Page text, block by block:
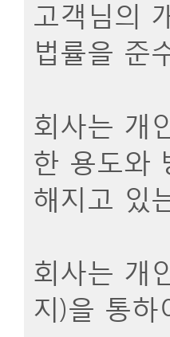
고객님의
법률을 준
회사는 개
한 용도와
해지고 있
회사는 개
지)을 통하